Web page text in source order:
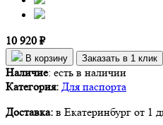
10 920 ₽
В корзину Заказать в 1 клик
Наличие: есть в наличии
Категория: Для паспорта
Доставка: в Екатеринбург от 1